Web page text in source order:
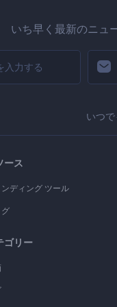
いち早く最新のニュ
いつで
ース
ディング ツール
ゴリー